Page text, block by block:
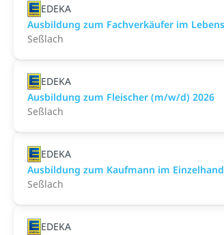
EDEKA
Ausbildung zum Fachverkäufer im
Seßlach
EDEKA
Ausbildung zum Fleischer (m/w/d) 2026
Seßlach
EDEKA
Ausbildung zum Kaufmann im
Seßlach
EDEKA